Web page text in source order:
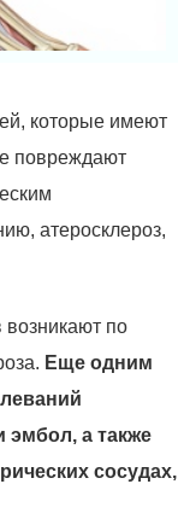
которые имеют
повреждают
атеросклероз,
по
Еще одним
эмбол, а также
сосудах,